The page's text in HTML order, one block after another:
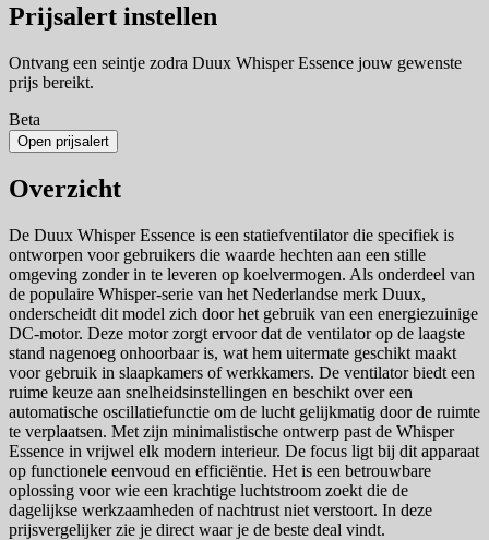
Prijsalert instellen
Ontvang een seintje zodra Duux Whisper Essence jouw gewenste
prijs bereikt.
Beta
Open prijsalert
Overzicht
De Duux Whisper Essence is een statiefventilator die specifiek is
ontworpen voor gebruikers die waarde hechten aan een stille
omgeving zonder in te leveren op koelvermogen. Als onderdeel van
de populaire Whisper-serie van het Nederlandse merk Duux,
onderscheidt dit model zich door het gebruik van een energiezuinige
DC-motor. Deze motor zorgt ervoor dat de ventilator op de laagste
stand nagenoeg onhoorbaar is, wat hem uitermate geschikt maakt
voor gebruik in slaapkamers of werkkamers. De ventilator biedt een
ruime keuze aan snelheidsinstellingen en beschikt over een
automatische oscillatiefunctie om de lucht gelijkmatig door de ruimte
te verplaatsen. Met zijn minimalistische ontwerp past de Whisper
Essence in vrijwel elk modern interieur. De focus ligt bij dit apparaat
op functionele eenvoud en efficiëntie. Het is een betrouwbare
oplossing voor wie een krachtige luchtstroom zoekt die de
dagelijkse werkzaamheden of nachtrust niet verstoort. In deze
prijsvergelijker zie je direct waar je de beste deal vindt.